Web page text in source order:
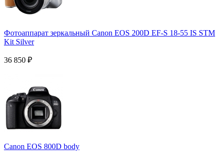
Фотоаппарат зеркальный Canon EOS 200D EF-S 18-55 IS STM
Kit Silver
36 850 ₽
Canon EOS 800D body